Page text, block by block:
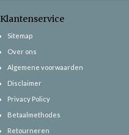
Klantenservice
Sitemap
Over ons
Algemene voorwaarden
Disclaimer
Privacy Policy
Betaalmethodes
Retourneren